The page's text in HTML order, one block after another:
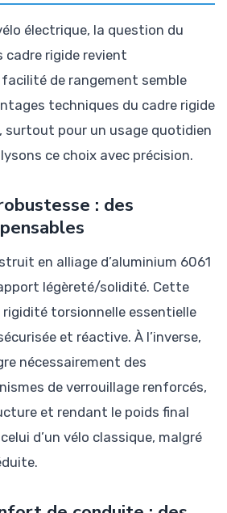
électrique, la question du
cadre rigide revient
de rangement semble
techniques du cadre rigide
surtout pour un usage quotidien
ce choix avec précision.
: des
en alliage d’aluminium 6061
légèreté/solidité. Cette
rigidité torsionnelle essentielle
et réactive. À l’inverse,
nécessairement des
de verrouillage renforcés,
et rendant le poids final
d’un vélo classique, malgré